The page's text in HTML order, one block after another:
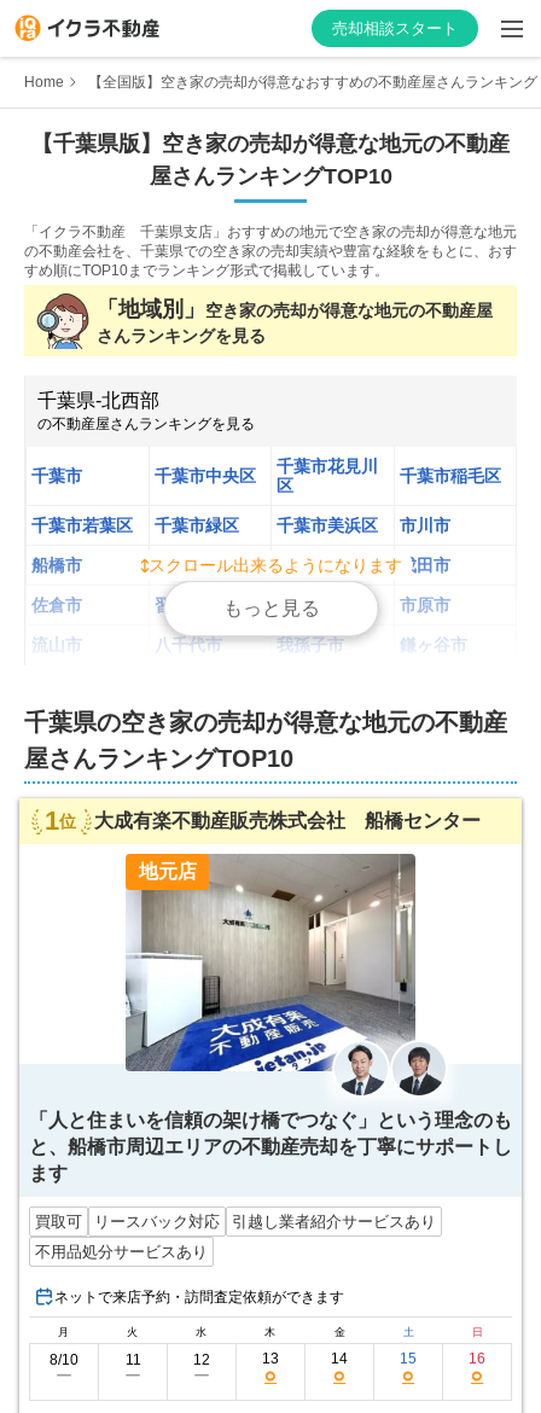
売却相談スタート
はじめての方へ
不動産会社を探す
物件の価格を知る
不動産会社向け情報
Home 【全国版】空き家の売却が得意なおすすめの不動産屋さんランキング
【千葉県版】 空き家の売却が得意な地元の不動産
屋さんランキングTOP10
「イクラ不動産 千葉県支店」おすすめの地元で空き家の売却が得意な地元
の不動産会社を、 千葉県での空き家の売却実績や豊富な経験をもとに、おす
すめ順にTOP10までランキング形式で掲載しています。
「地域別」 空き家の売却が得意な地元の不動産屋
さんランキングを見る
千葉県-北西部
の不動産屋さんランキングを見る
千葉市 千葉市中央区
千葉市花見川
区
千葉市稲毛区
千葉市若葉区 千葉市緑区 千葉市美浜区 市川市
船橋市 松戸市 野田市 成田市
佐倉市 習志野市 柏市 市原市
流山市 八千代市 我孫子市 鎌ヶ谷市
白井市 富里市
印旛郡酒々井
印旛郡栄町
スクロール出来るようになります
もっと見る
千葉県-北東部
の不動産屋さんランキングを見る
茂原市 東金市 旭市
香取市 山武市 大網白里市
香取郡東庄町
山武郡九十九
里町
山武郡芝山町
山武郡横芝光
長生郡一宮町 長生郡睦沢町
長生郡長生村 長生郡白子町 長生郡長柄町 長生郡長南町
スクロール出来るようになります
もっと見る
の不動産屋さんランキングを見る
館山市
君津市 富津市 袖ヶ浦市 南房総市
いすみ市
夷隅郡大多喜
町
スクロール出来るようになります
もっと見る
千葉県の空き家の売却が得意な地元の不動産
屋さんランキングTOP10
1位 大成有楽不動産販売株式会社 船橋センター
地元店
「人と住まいを信頼の架け橋でつなぐ」という理念のも
と、船橋市周辺エリアの不動産売却を丁寧にサポートし
ます
買取可 リースバック対応
引越し業者紹介サービスあり
不用品処分サービスあり
ネットで来店予約・訪問査定依頼ができます
月 火 水 木 金 土 日
8/10
ー
11
ー
12
ー
13
○
14
○
15
○
16
○